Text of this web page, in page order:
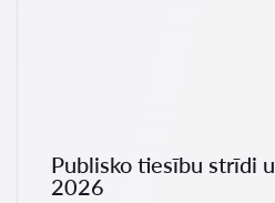
Publisko tiesību strīdi
2026